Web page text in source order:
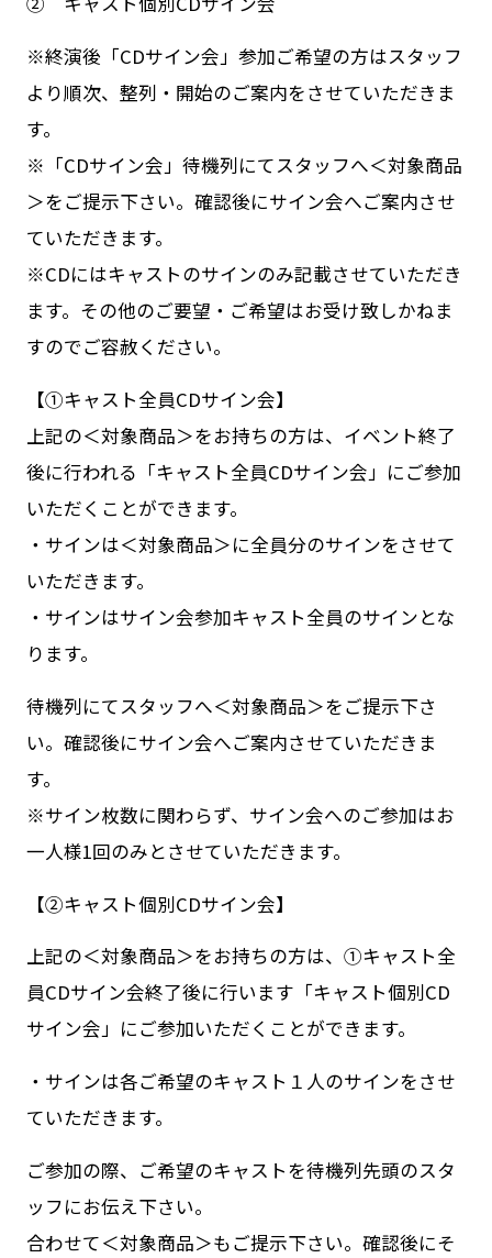
※終演後「CDサイン会」参加ご希望の方はスタッフ
より順次、整列・開始のご案内をさせていただきま
す。
※「CDサイン会」待機列にてスタッフへ＜対象商品
＞をご提示下さい。確認後にサイン会へご案内させ
ていただきます。
※CDにはキャストのサインのみ記載させていただき
ます。その他のご要望・ご希望はお受け致しかねま
すのでご容赦ください。
【①キャスト全員CDサイン会】
上記の＜対象商品＞をお持ちの方は、イベント終了
後に行われる「キャスト全員CDサイン会」にご参加
いただくことができます。
・サインは＜対象商品＞に全員分のサインをさせて
いただきます。
・サインはサイン会参加キャスト全員のサインとな
ります。
待機列にてスタッフへ＜対象商品＞をご提示下さ
い。確認後にサイン会へご案内させていただきま
す。
※サイン枚数に関わらず、サイン会へのご参加はお
一人様1回のみとさせていただきます。
【②キャスト個別CDサイン会】
上記の＜対象商品＞をお持ちの方は、①キャスト全
員CDサイン会終了後に行います「キャスト個別CD
サイン会」にご参加いただくことができます。
・サインは各ご希望のキャスト１人のサインをさせ
ていただきます。
ご参加の際、ご希望のキャストを待機列先頭のスタ
ッフにお伝え下さい。
合わせて＜対象商品＞もご提示下さい。確認後にそ